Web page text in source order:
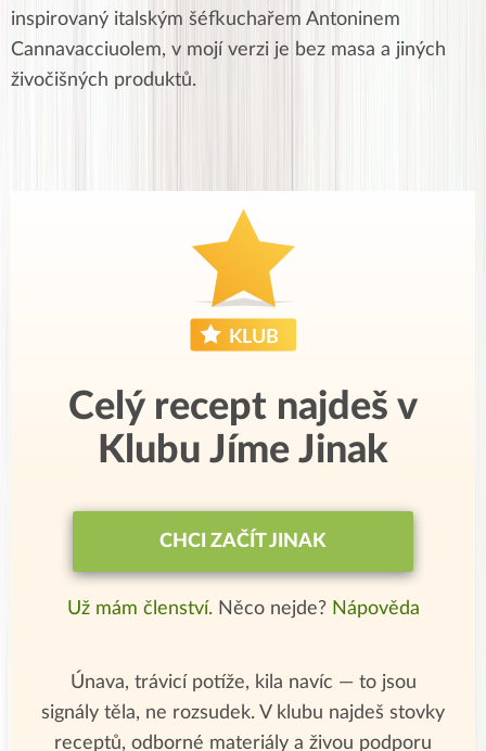
inspirovaný italským šéfkuchařem Antoninem
Cannavacciuolem, v mojí verzi je bez masa a jiných
živočišných produktů.
Celý recept najdeš v
Klubu Jíme Jinak
CHCI ZAČÍT JINAK
Už mám členství. Něco nejde? Nápověda
Únava, trávicí potíže, kila navíc — to jsou
signály těla, ne rozsudek. V klubu najdeš stovky
receptů, odborné materiály a živou podporu